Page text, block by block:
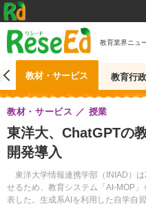
教育業界ニュ
教材・サービス 教育行政
東洋大、ChatGPTの
開発導入
東洋大学情報連携学部（INIAD）
せるため、教育システム「AI-MOP
表した。生成系AIを利用した自学自
教材・サービス 授業